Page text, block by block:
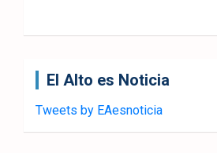
El Alto es Noticia
Tweets by EAesnoticia